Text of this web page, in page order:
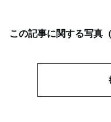
この記事に関する写真（